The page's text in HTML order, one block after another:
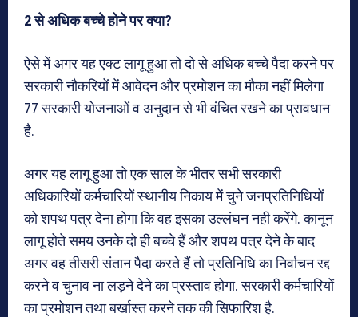
2 से अधिक बच्चे होने पर क्या?
ऐसे में अगर यह एक्ट लागू हुआ तो दो से अधिक बच्चे पैदा करने पर
सरकारी नौकरियों में आवेदन और प्रमोशन का मौका नहीं मिलेगा
77 सरकारी योजनाओं व अनुदान से भी वंचित रखने का प्रावधान
है.
अगर यह लागू हुआ तो एक साल के भीतर सभी सरकारी
अधिकारियों कर्मचारियों स्थानीय निकाय में चुने जनप्रतिनिधियों
को शपथ पत्र देना होगा कि वह इसका उल्लंघन नही करेंगे. कानून
लागू होते समय उनके दो ही बच्चे हैं और शपथ पत्र देने के बाद
अगर वह तीसरी संतान पैदा करते हैं तो प्रतिनिधि का निर्वाचन रद्द
करने व चुनाव ना लड़ने देने का प्रस्ताव होगा. सरकारी कर्मचारियों
का प्रमोशन तथा बर्खास्त करने तक की सिफारिश है.